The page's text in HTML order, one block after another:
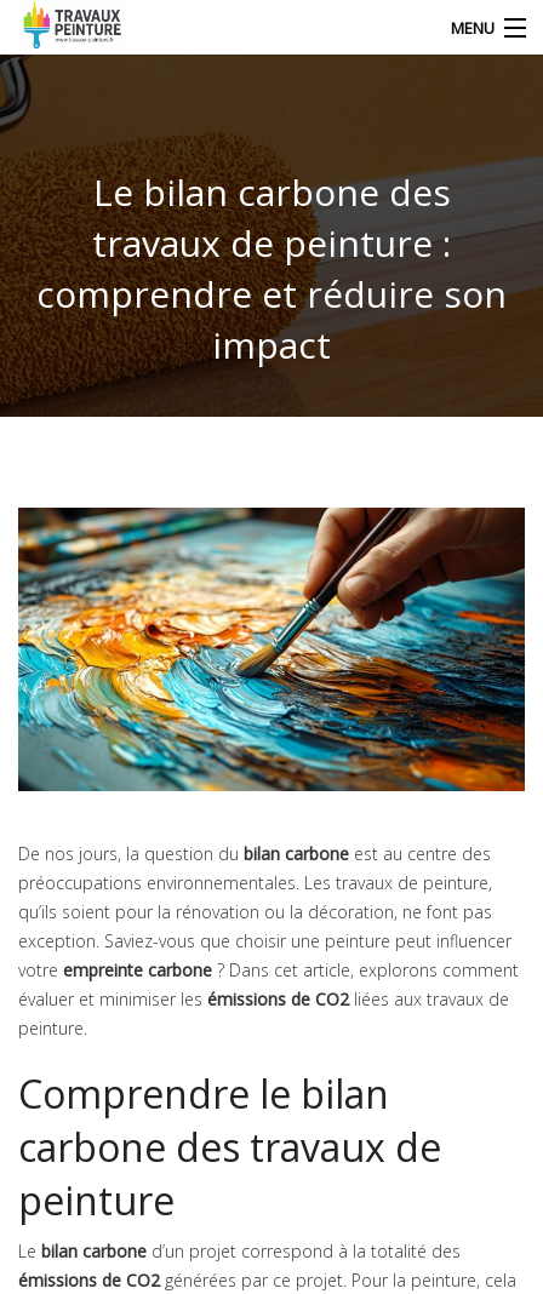
MENU
NOS DERNIERS ARTICLES
DÉCORATION
TRAVAUX
TECHNIQUE DE PEINTRE
CONTACT
Le bilan carbone des
travaux de peinture :
comprendre et réduire son
impact
De nos jours, la question du bilan carbone est au centre des
préoccupations environnementales. Les travaux de peinture,
qu’ils soient pour la rénovation ou la décoration, ne font pas
exception. Saviez-vous que choisir une peinture peut influencer
votre empreinte carbone ? Dans cet article, explorons comment
évaluer et minimiser les émissions de CO2liées aux travaux de
peinture.
Comprendre le bilan
carbone des travaux de
peinture
Le bilan carbone d’un projet correspond à la totalité des
émissions de CO2générées par ce projet. Pour la peinture, cela